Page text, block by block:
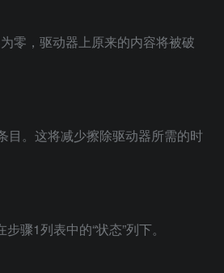
零，驱动器上原来的内容将被破
目。这将减少擦除驱动器所需的时
骤1列表中的“状态”列下。